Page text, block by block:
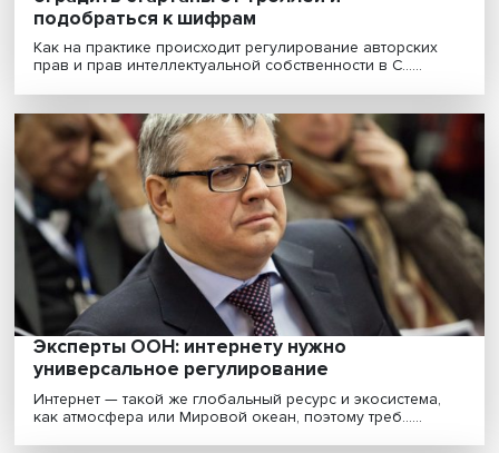
Исследования нобелевских лауреатов
показали, что качество образования
на успешность детей
Лабораторный эксперимент гарантирует хороший
результат на ограниченных данных, полевой — дает
воз......